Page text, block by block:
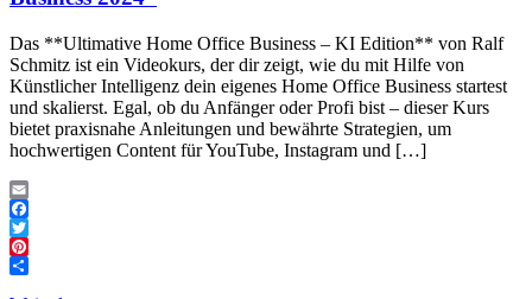
Das **Ultimative Home Office Business – KI Edition** von Ralf
Schmitz ist ein Videokurs, der dir zeigt, wie du mit Hilfe von
Künstlicher Intelligenz dein eigenes Home Office Business startest
und skalierst. Egal, ob du Anfänger oder Profi bist – dieser Kurs
bietet praxisnahe Anleitungen und bewährte Strategien, um
hochwertigen Content für YouTube, Instagram und […]
Email
Facebook
Twitter
Pinterest